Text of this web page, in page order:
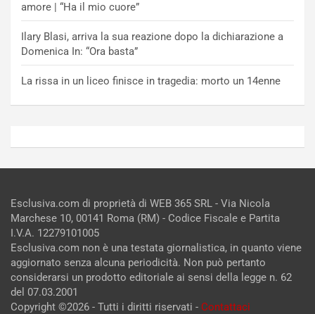
amore | “Ha il mio cuore”
Ilary Blasi, arriva la sua reazione dopo la dichiarazione a
Domenica In: “Ora basta”
La rissa in un liceo finisce in tragedia: morto un 14enne
Esclusiva.com di proprietà di WEB 365 SRL - Via Nicola
Marchese 10, 00141 Roma (RM) - Codice Fiscale e Partita
I.V.A. 12279101005
Esclusiva.com non è una testata giornalistica, in quanto viene
aggiornato senza alcuna periodicità. Non può pertanto
considerarsi un prodotto editoriale ai sensi della legge n. 62
del 07.03.2001
Copyright ©2026 - Tutti i diritti riservati - Contattaci